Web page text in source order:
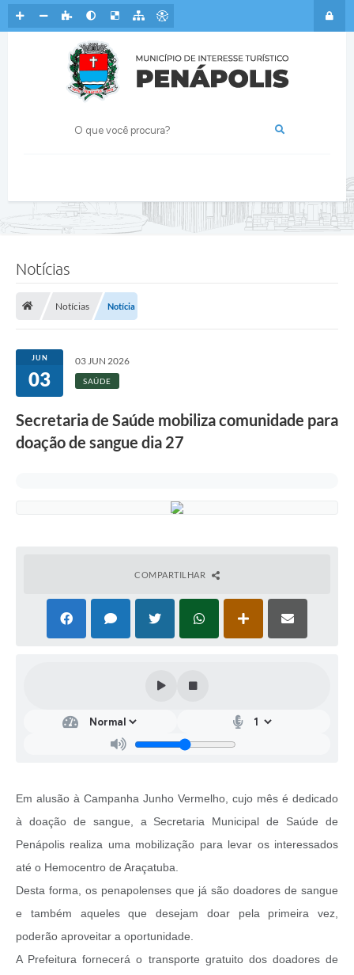
Notícias
Notícias Notícia
JUN
03
03 JUN 2026
SAÚDE
Secretaria de Saúde mobiliza comunidade para
doação de sangue dia 27
COMPARTILHAR
Em alusão à Campanha Junho Vermelho, cujo mês é dedicado
à doação de sangue, a Secretaria Municipal de Saúde de
Penápolis realiza uma mobilização para levar os interessados
até o Hemocentro de Araçatuba.
Desta forma, os penapolenses que já são doadores de sangue
e também aqueles que desejam doar pela primeira vez,
poderão aproveitar a oportunidade.
A Prefeitura fornecerá o transporte gratuito dos doadores de